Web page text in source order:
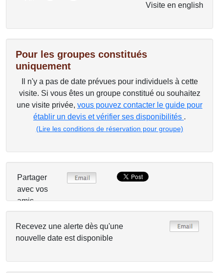
Visite en english
Pour les groupes constitués
uniquement
Il n'y a pas de date prévues pour individuels à cette
visite. Si vous êtes un groupe constitué ou souhaitez
une visite privée, vous pouvez contacter le guide pour
établir un devis et vérifier ses disponibilités .
(Lire les conditions de réservation pour groupe)
Partager
avec vos
amis
Recevez une alerte dès qu'une
nouvelle date est disponible